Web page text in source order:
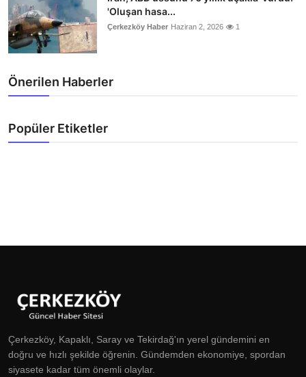
'Oluşan hasa...
Çerkezköy Haber Haziran 2, 2026 1
Önerilen Haberler
Popüler Etiketler
Çerkezköy, Kapaklı, Saray ve Tekirdağ'ın yerel gündemini en
doğru ve hızlı şekilde öğrenin. Gündemden ekonomiye, spordan
siyasete kadar tüm önemli olaylar.